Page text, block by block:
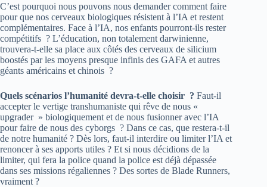
C’est pourquoi nous pouvons nous demander comment faire
pour que nos cerveaux biologiques résistent à l’IA et restent
complémentaires. Face à l’IA, nos enfants pourront-ils rester
compétitifs ? L’éducation, non totalement darwinienne,
trouvera-t-elle sa place aux côtés des cerveaux de silicium
boostés par les moyens presque infinis des GAFA et autres
géants américains et chinois ?
Quels scénarios l’humanité devra-t-elle choisir ? Faut-il
accepter le vertige transhumaniste qui rêve de nous «
upgrader » biologiquement et de nous fusionner avec l’IA
pour faire de nous des cyborgs ? Dans ce cas, que restera-t-il
de notre humanité ? Dès lors, faut-il interdire ou limiter l’IA et
renoncer à ses apports utiles ? Et si nous décidions de la
limiter, qui fera la police quand la police est déjà dépassée
dans ses missions régaliennes ? Des sortes de Blade Runners,
vraiment ?